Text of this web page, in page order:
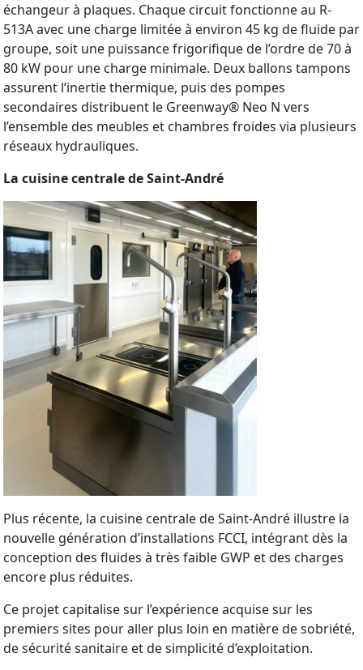
échangeur à plaques. Chaque circuit fonctionne au R-
513A avec une charge limitée à environ 45 kg de fluide par
groupe, soit une puissance frigorifique de l’ordre de 70 à
80 kW pour une charge minimale. Deux ballons tampons
assurent l’inertie thermique, puis des pompes
secondaires distribuent le Greenway® Neo N vers
l’ensemble des meubles et chambres froides via plusieurs
réseaux hydrauliques.
La cuisine centrale de Saint-André
Plus récente, la cuisine centrale de Saint-André illustre la
nouvelle génération d’installations FCCI, intégrant dès la
conception des fluides à très faible GWP et des charges
encore plus réduites.
Ce projet capitalise sur l’expérience acquise sur les
premiers sites pour aller plus loin en matière de sobriété,
de sécurité sanitaire et de simplicité d’exploitation.